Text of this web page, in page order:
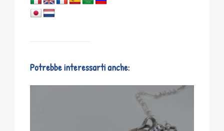
Potrebbe interessarti anche: